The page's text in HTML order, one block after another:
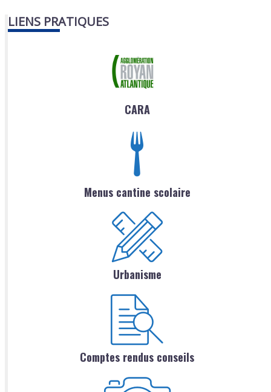
LIENS PRATIQUES
CARA
Menus cantine scolaire
Urbanisme
Comptes rendus conseils